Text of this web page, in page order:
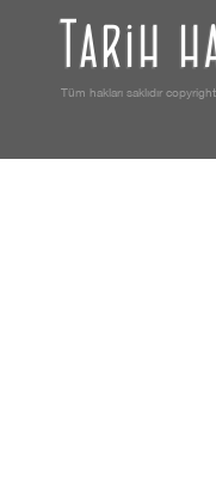
Tüm hakları saklıdır